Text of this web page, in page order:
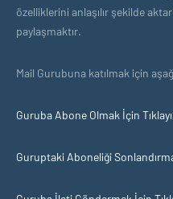
özelliklerini anlaşılır şekilde
paylaşmaktır.
Mail Gurubuna katılmak için
Guruba Abone Olmak İçin
Guruptaki Aboneliği